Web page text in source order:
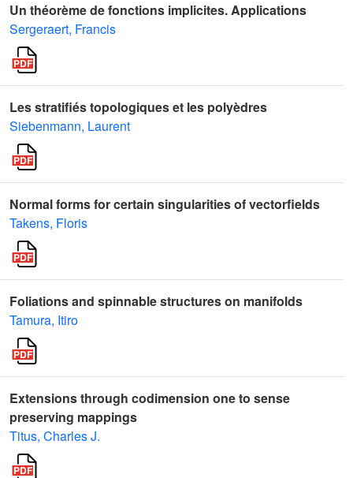
Un théorème de fonctions implicites. Applications
Sergeraert, Francis
Les stratifiés topologiques et les polyèdres
Siebenmann, Laurent
Normal forms for certain singularities of vectorfields
Takens, Floris
Foliations and spinnable structures on manifolds
Tamura, Itiro
Extensions through codimension one to sense
preserving mappings
Titus, Charles J.